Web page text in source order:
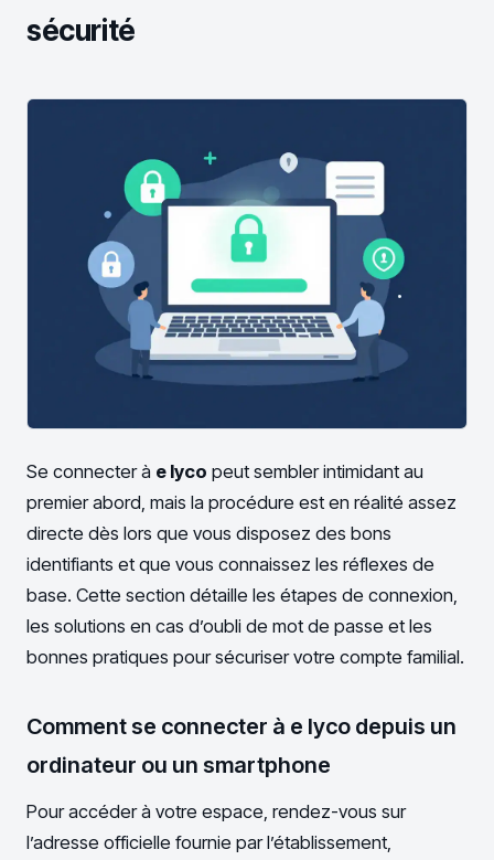
sécurité
Se connecter à e lyco peut sembler intimidant au
premier abord, mais la procédure est en réalité assez
directe dès lors que vous disposez des bons
identifiants et que vous connaissez les réflexes de
base. Cette section détaille les étapes de connexion,
les solutions en cas d’oubli de mot de passe et les
bonnes pratiques pour sécuriser votre compte familial.
Comment se connecter à e lyco depuis un
ordinateur ou un smartphone
Pour accéder à votre espace, rendez-vous sur
l’adresse officielle fournie par l’établissement,